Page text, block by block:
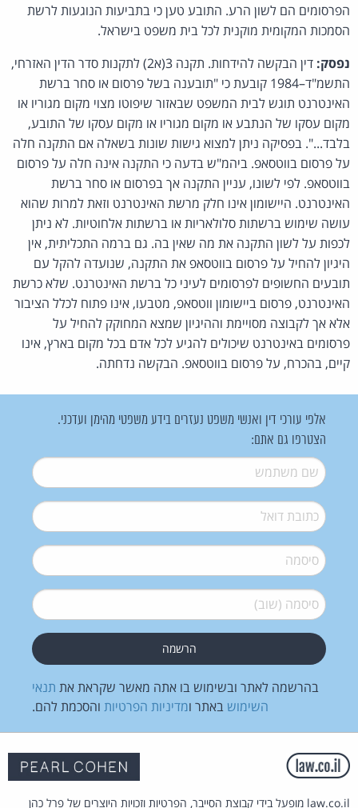
הפרסומים הם לשון הרע. התובע טען כי בתביעות הנוגעות לרשת
הסמכות המקומית מוקנית לכל בית משפט בישראל.
נפסק:
דין הבקשה להידחות. תקנה 3(א2) לתקנות סדר הדין האזרחי,
התשמ"ד–1984 קובעת כי "תובענה בשל פרסום או סחר ברשת
האינטרנט תוגש לבית המשפט שבאזור שיפוטו מצוי מקום מגוריו או
מקום עסקו של הנתבע או מקום מגוריו או מקום עסקו של התובע,
בלבד...". בפסיקה ניתן למצוא גישות שונות בשאלה אם התקנה חלה
על פרסום בווטסאפ. ביהמ"ש בדעה כי התקנה אינה חלה על פרסום
בווטסאפ. לפי לשונו, עניין התקנה אך בפרסום או סחר ברשת
האינטרנט. היישומון אינו חלק מרשת האינטרנט וזאת למרות שהוא
עושה שימוש ברשתות סלולאריות או ברשתות אלחוטיות. לא ניתן
לכפות על לשון התקנה את מה שאין בה. גם ברמה התכליתית, אין
היגיון להחיל על פרסום בווטסאפ את התקנה, שנועדה להקל עם
תובעים החשופים לפרסומים לעיני כל ברשת האינטרנט. שלא כרשת
האינטרנט, פרסום ביישומון ווטסאפ, מטבעו, אינו פתוח לכלל הציבור
אלא אך לקבוצה מסויימת וההיגיון שמצא המחוקק להחיל על
פרסומים באינטרנט שיכולים להגיע לכל אדם בכל מקום בארץ, אינו
קיים, בהכרח, על פרסום בווטסאפ. הבקשה נדחתה.
אלפי עורכי דין ואנשי משפט נעזרים בידע משפטי מהימן ועדכני.
הצטרפו גם אתם:
שם משתמש*
דואל*
סיסמה*
סיסמה (שוב)*
בהרשמה לאתר ובשימוש בו אתה מאשר שקראת את תנאי
השימוש באתר ומדיניות הפרטיות והסכמת להם.
law.co.il מופעל בידי קבוצת הסייבר, הפרטיות וזכויות היוצרים של פרל כהן